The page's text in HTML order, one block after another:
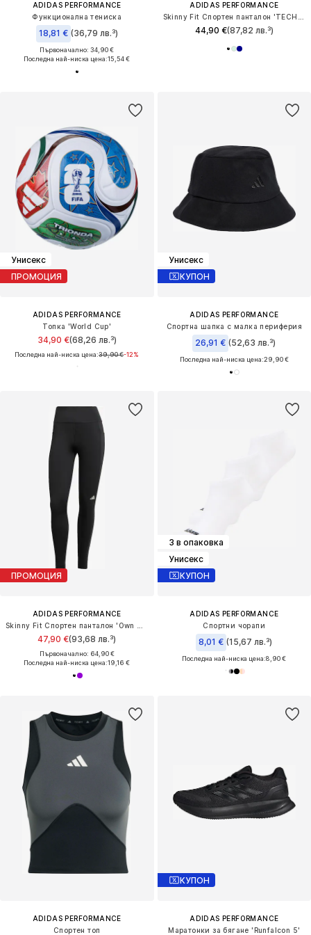
ADIDAS PERFORMANCE
Функционална тениска
18,81 € (36,79 лв.³)
Първоначално: 34,90 €
Последна най-ниска цена:15,54 €
ADIDAS PERFORMANCE
44,90 €(87,82 лв.³)
Унисекс
ПРОМОЦИЯ
ADIDAS PERFORMANCE
Топка 'World Cup'
34,90 €(68,26 лв.³)
Последна най-ниска цена:39,90 €-12%
Унисекс
КУПОН
ADIDAS PERFORMANCE
Спортна шапка с малка периферия
26,91 € (52,63 лв.³)
Последна най-ниска цена:29,90 €
ПРОМОЦИЯ
ADIDAS PERFORMANCE
47,90 €(93,68 лв.³)
Първоначално: 64,90 €
Последна най-ниска цена:19,16 €
3 в опаковка
Унисекс
КУПОН
ADIDAS PERFORMANCE
Спортни чорапи
8,01 € (15,67 лв.³)
Последна най-ниска цена:8,90 €
ADIDAS PERFORMANCE
Спортен топ
КУПОН
ADIDAS PERFORMANCE
Маратонки за бягане 'Runfalcon 5'